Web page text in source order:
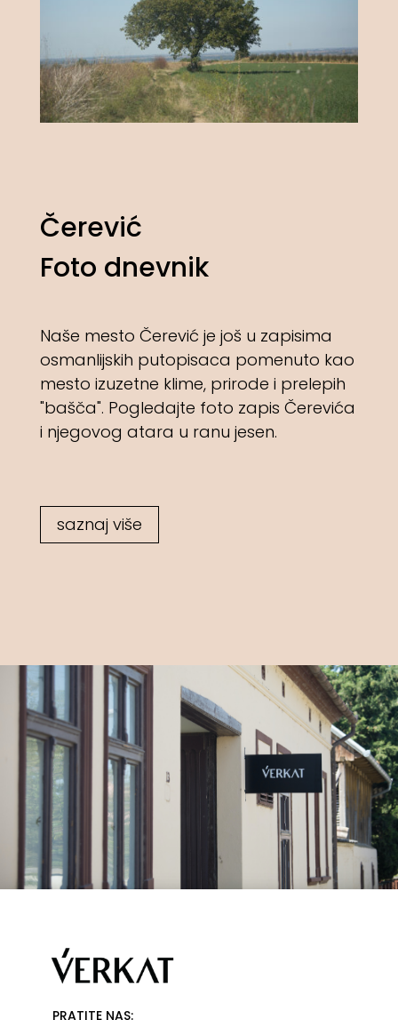
Čerević
Foto dnevnik
Naše mesto Čerević je još u zapisima
osmanlijskih putopisaca pomenuto kao
mesto izuzetne klime, prirode i prelepih
"bašča". Pogledajte foto zapis Čerevića
i njegovog atara u ranu jesen.
saznaj više
PRATITE NAS: